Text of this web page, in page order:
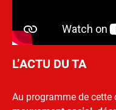
L’ACTU DU TA
Au programme de cette